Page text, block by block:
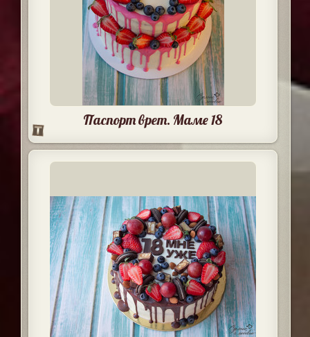
Паспорт врет. Маме 18